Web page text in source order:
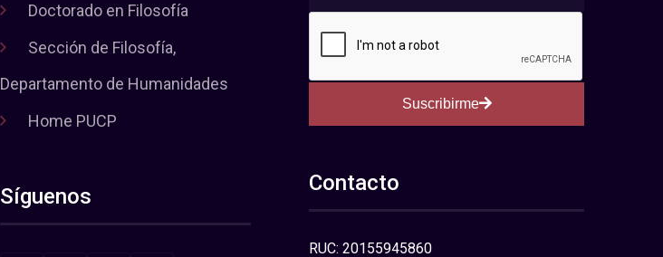
Doctorado en Filosofía
Sección de Filosofía,
Departamento de Humanidades
Home PUCP
Síguenos
Suscribirme
Contacto
RUC: 20155945860